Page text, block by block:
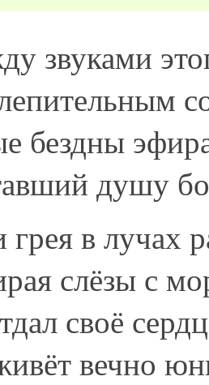
звуками
бездны
душу
грея в лучах
слёзы с
своё
вечно